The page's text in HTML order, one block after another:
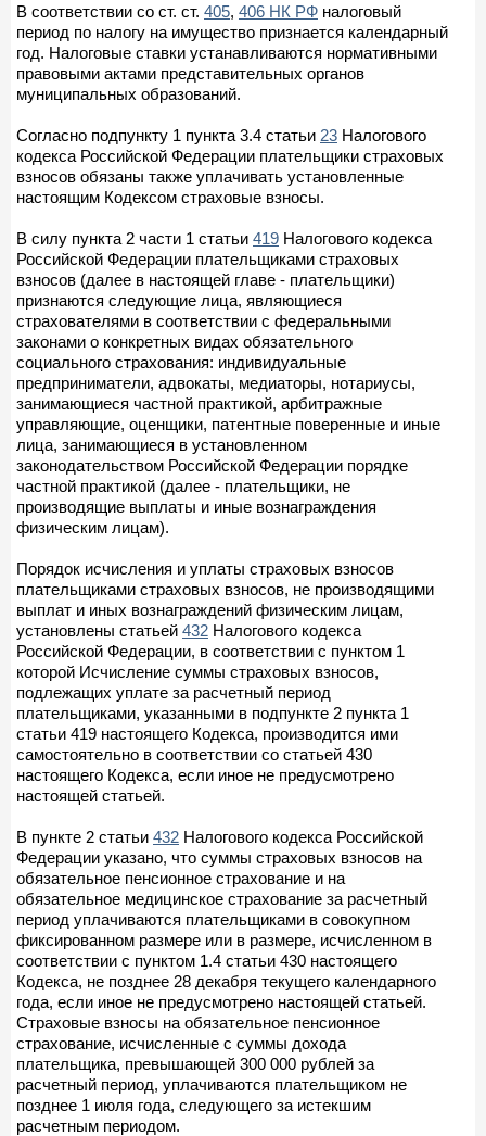
В соответствии со ст. ст. 405, 406 НК РФ налоговый
период по налогу на имущество признается календарный
год. Налоговые ставки устанавливаются нормативными
правовыми актами представительных органов
муниципальных образований.
Согласно подпункту 1 пункта 3.4 статьи 23 Налогового
кодекса Российской Федерации плательщики страховых
взносов обязаны также уплачивать установленные
настоящим Кодексом страховые взносы.
В силу пункта 2 части 1 статьи 419 Налогового кодекса
Российской Федерации плательщиками страховых
взносов (далее в настоящей главе - плательщики)
признаются следующие лица, являющиеся
страхователями в соответствии с федеральными
законами о конкретных видах обязательного
социального страхования: индивидуальные
предприниматели, адвокаты, медиаторы, нотариусы,
занимающиеся частной практикой, арбитражные
управляющие, оценщики, патентные поверенные и иные
лица, занимающиеся в установленном
законодательством Российской Федерации порядке
частной практикой (далее - плательщики, не
производящие выплаты и иные вознаграждения
физическим лицам).
Порядок исчисления и уплаты страховых взносов
плательщиками страховых взносов, не производящими
выплат и иных вознаграждений физическим лицам,
установлены статьей 432 Налогового кодекса
Российской Федерации, в соответствии с пунктом 1
которой Исчисление суммы страховых взносов,
подлежащих уплате за расчетный период
плательщиками, указанными в подпункте 2 пункта 1
статьи 419 настоящего Кодекса, производится ими
самостоятельно в соответствии со статьей 430
настоящего Кодекса, если иное не предусмотрено
настоящей статьей.
В пункте 2 статьи 432 Налогового кодекса Российской
Федерации указано, что суммы страховых взносов на
обязательное пенсионное страхование и на
обязательное медицинское страхование за расчетный
период уплачиваются плательщиками в совокупном
фиксированном размере или в размере, исчисленном в
соответствии с пунктом 1.4 статьи 430 настоящего
Кодекса, не позднее 28 декабря текущего календарного
года, если иное не предусмотрено настоящей статьей.
Страховые взносы на обязательное пенсионное
страхование, исчисленные с суммы дохода
плательщика, превышающей 300 000 рублей за
расчетный период, уплачиваются плательщиком не
позднее 1 июля года, следующего за истекшим
расчетным периодом.